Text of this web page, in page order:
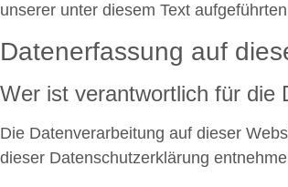
unserer unter diesem Text
Datenerfassung auf
Wer ist verantwortlich für die
Die Datenverarbeitung auf dieser
dieser Datenschutzerklärung